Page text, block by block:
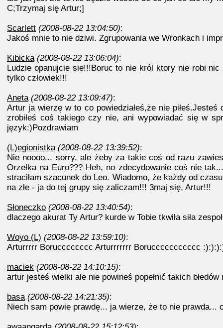
C;Trzymaj się Artur;]
Scarlett (2008-08-22 13:04:50):
Jakoś mnie to nie dziwi. Zgrupowania we Wronkach i
Kibicka (2008-08-22 13:06:04):
Ludzie opanujcie sie!!!Boruc to nie król ktory nie robi
tylko człowiek!!!
Aneta (2008-08-22 13:09:47):
Artur ja wierzę w to co powiedziałeś,że nie
zrobiłeś coś takiego czy nie, ani wypowiadać się w
język:)Pozdrawiam
(L)egionistka (2008-08-22 13:39:52):
Nie noooo... sorry, ale żeby za takie coś od razu
Orzełka na Euro??? Heh, no zdecydowanie coś nie
straciłam szacunek do Leo. Wiadomo, że każdy od
na złe - ja do tej grupy się zaliczam!!! 3maj się, Artur!!!
Słoneczko (2008-08-22 13:40:54):
dlaczego akurat Ty Artur? kurde w Tobie tkwiła siła
Woyo (L) (2008-08-22 13:59:10):
Arturrrrr Borucccccccc Arturrrrrrr Boruccccccccccc
maciek (2008-08-22 14:10:15):
artur jesteś wielki ale nie powineś popełnić takich
basa (2008-08-22 14:21:35):
Niech sam powie prawdę... ja wierze, że to nie